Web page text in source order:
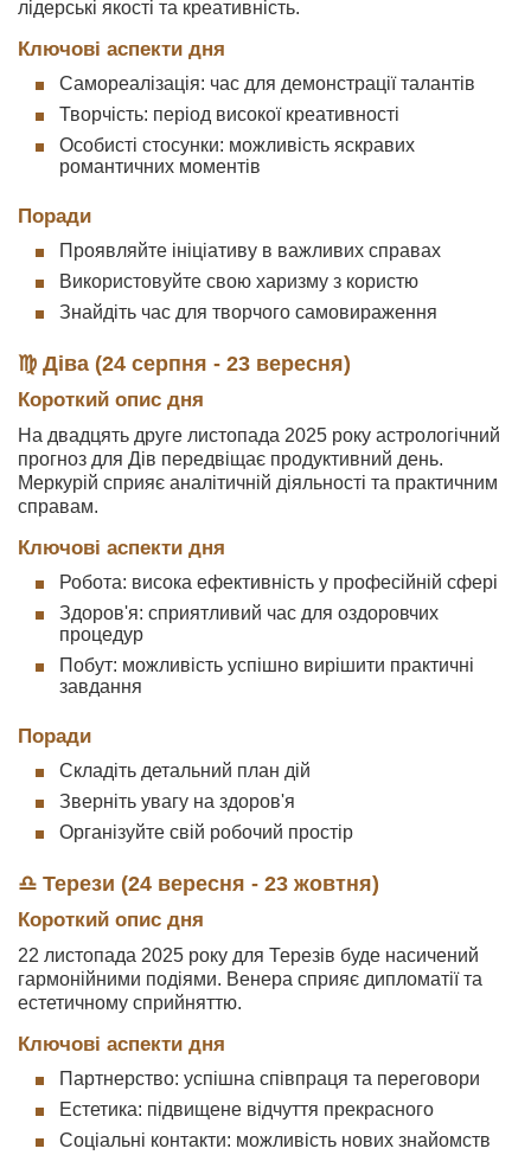
лідерські якості та креативність.
Ключові аспекти дня
Самореалізація: час для демонстрації талантів
Творчість: період високої креативності
Особисті стосунки: можливість яскравих
романтичних моментів
Поради
Проявляйте ініціативу в важливих справах
Використовуйте свою харизму з користю
Знайдіть час для творчого самовираження
♍ Діва (24 серпня - 23 вересня)
Короткий опис дня
На двадцять друге листопада 2025 року астрологічний
прогноз для Дів передвіщає продуктивний день.
Меркурій сприяє аналітичній діяльності та практичним
справам.
Ключові аспекти дня
Робота: висока ефективність у професійній сфері
Здоров'я: сприятливий час для оздоровчих
процедур
Побут: можливість успішно вирішити практичні
завдання
Поради
Складіть детальний план дій
Зверніть увагу на здоров'я
Організуйте свій робочий простір
♎ Терези (24 вересня - 23 жовтня)
Короткий опис дня
22 листопада 2025 року для Терезів буде насичений
гармонійними подіями. Венера сприяє дипломатії та
естетичному сприйняттю.
Ключові аспекти дня
Партнерство: успішна співпраця та переговори
Естетика: підвищене відчуття прекрасного
Соціальні контакти: можливість нових знайомств